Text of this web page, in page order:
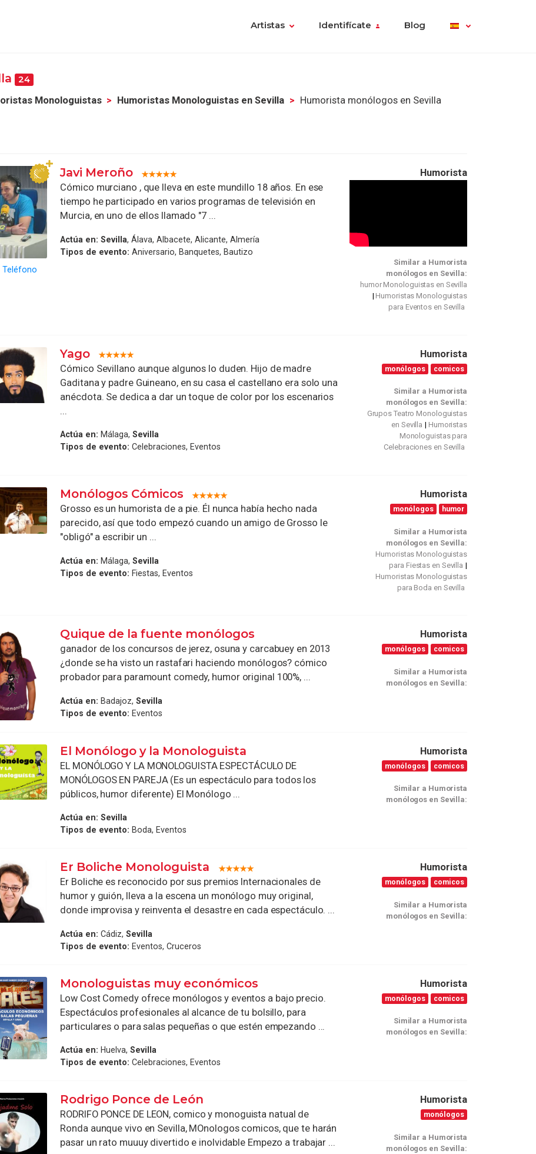
Artistas Identifícate Blog
24
Monologuistas Humoristas Monologuistas en Sevilla Humorista monólogos en Sevilla
Teléfono
Javi Meroño
Cómico murciano , que lleva en este mundillo 18 años. En ese
tiempo he participado en varios programas de televisión en
Murcia, en uno de ellos llamado "7 ...
Actúa en: Sevilla, Álava, Albacete, Alicante, Almería
Tipos de evento: Aniversario, Banquetes, Bautizo
Humorista
Similar a Humorista
monólogos en Sevilla:
humor Monologuistas en Sevilla
Humoristas Monologuistas
para Eventos en Sevilla
Yago
Cómico Sevillano aunque algunos lo duden. Hijo de madre
Gaditana y padre Guineano, en su casa el castellano era solo una
anécdota. Se dedica a dar un toque de color por los escenarios
...
Actúa en: Málaga,Sevilla
Tipos de evento: Celebraciones, Eventos
Humorista
monólogos comicos
Similar a Humorista
monólogos en Sevilla:
Grupos Teatro Monologuistas
en Sevilla
Humoristas
Monologuistas para
Celebraciones en Sevilla
Monólogos Cómicos
Grosso es un humorista de a pie. Él nunca había hecho nada
parecido, así que todo empezó cuando un amigo de Grosso le
"obligó" a escribir un ...
Actúa en: Málaga,Sevilla
Tipos de evento: Fiestas, Eventos
Humorista
monólogos humor
Similar a Humorista
monólogos en Sevilla:
Humoristas Monologuistas
para Fiestas en Sevilla
Humoristas Monologuistas
para Boda en Sevilla
Quique de la fuente monólogos
ganador de los concursos de jerez, osuna y carcabuey en 2013
¿donde se ha visto un rastafari haciendo monólogos? cómico
probador para paramount comedy, humor original 100%, ...
Actúa en: Badajoz,Sevilla
Tipos de evento: Eventos
Humorista
monólogos comicos
Similar a Humorista
monólogos en Sevilla:
El Monólogo y la Monologuista
EL MONÓLOGO Y LA MONOLOGUISTA ESPECTÁCULO DE
MONÓLOGOS EN PAREJA (Es un espectáculo para todos los
públicos, humor diferente) El Monólogo ...
Actúa en: Sevilla
Tipos de evento: Boda, Eventos
Humorista
monólogos comicos
Similar a Humorista
monólogos en Sevilla:
Er Boliche Monologuista
Er Boliche es reconocido por sus premios Internacionales de
humor y guión, lleva a la escena un monólogo muy original,
donde improvisa y reinventa el desastre en cada espectáculo. ...
Actúa en: Cádiz,Sevilla
Tipos de evento: Eventos, Cruceros
Humorista
monólogos comicos
Similar a Humorista
monólogos en Sevilla:
Monologuistas muy económicos
Low Cost Comedy ofrece monólogos y eventos a bajo precio.
Espectáculos profesionales al alcance de tu bolsillo, para
particulares o para salas pequeñas o que estén empezando ...
Actúa en: Huelva,Sevilla
Tipos de evento: Celebraciones, Eventos
Humorista
monólogos comicos
Similar a Humorista
monólogos en Sevilla:
Rodrigo Ponce de León
RODRIFO PONCE DE LEON, comico y monoguista natual de
Ronda aunque vivo en Sevilla, MOnologos comicos, que te harán
pasar un rato muuuy divertido e inolvidable Empezo a trabajar ...
Humorista
monólogos
Similar a Humorista
monólogos en Sevilla: